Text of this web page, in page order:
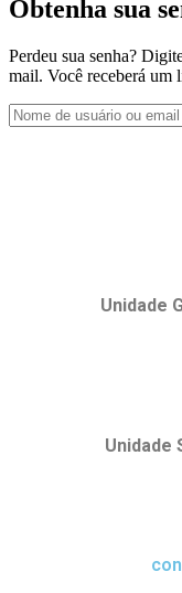
Obtenha sua
Perdeu sua senha?
mail. Você receberá um
Unidade
Unidade